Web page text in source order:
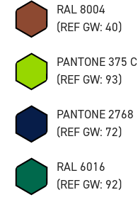
RAL 8004
(REF GW: 40)
PANTONE 375 C
(REF GW: 93)
PANTONE 2768
(REF GW: 72)
RAL 6016
(REF GW: 92)